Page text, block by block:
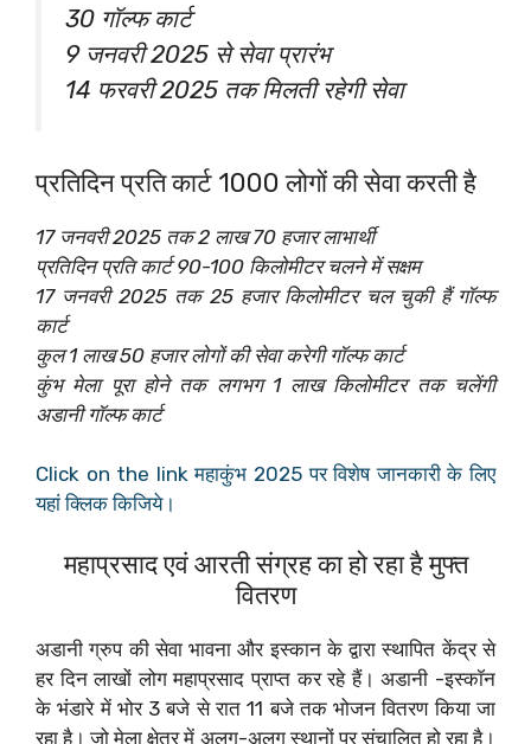
30 गॉल्फ कार्ट
9 जनवरी 2025 से सेवा प्रारंभ
14 फरवरी 2025 तक मिलती रहेगी सेवा
प्रतिदिन प्रति कार्ट 1000 लोगों की सेवा करती है
17 जनवरी 2025 तक 2 लाख 70 हजार लाभार्थी
प्रतिदिन प्रति कार्ट 90-100 किलोमीटर चलने में सक्षम
17 जनवरी 2025 तक 25 हजार किलोमीटर चल चुकी हैं गॉल्फ
कार्ट
कुल 1 लाख 50 हजार लोगों की सेवा करेगी गॉल्फ कार्ट
कुंभ मेला पूरा होने तक लगभग 1 लाख किलोमीटर तक चलेंगी
अडानी गॉल्फ कार्ट
Click on the link महाकुंभ 2025 पर विशेष जानकारी के लिए
यहां क्लिक किजिये।
महाप्रसाद एवं आरती संग्रह का हो रहा है मुफ्त
वितरण
अडानी ग्रुप की सेवा भावना और इस्कान के द्वारा स्थापित केंद्र से
हर दिन लाखों लोग महाप्रसाद प्राप्त कर रहे हैं। अडानी -इस्कॉन
के भंडारे में भोर 3 बजे से रात 11 बजे तक भोजन वितरण किया जा
रहा है। जो मेला क्षेत्र में अलग-अलग स्थानों पर संचालित हो रहा है।